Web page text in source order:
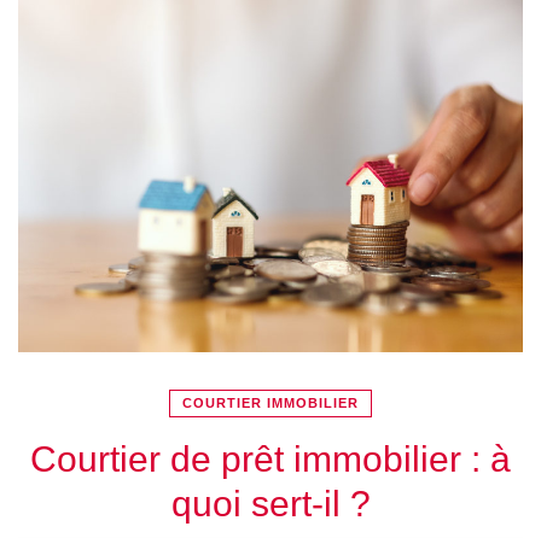
COURTIER IMMOBILIER
Courtier de prêt immobilier : à
quoi sert-il ?